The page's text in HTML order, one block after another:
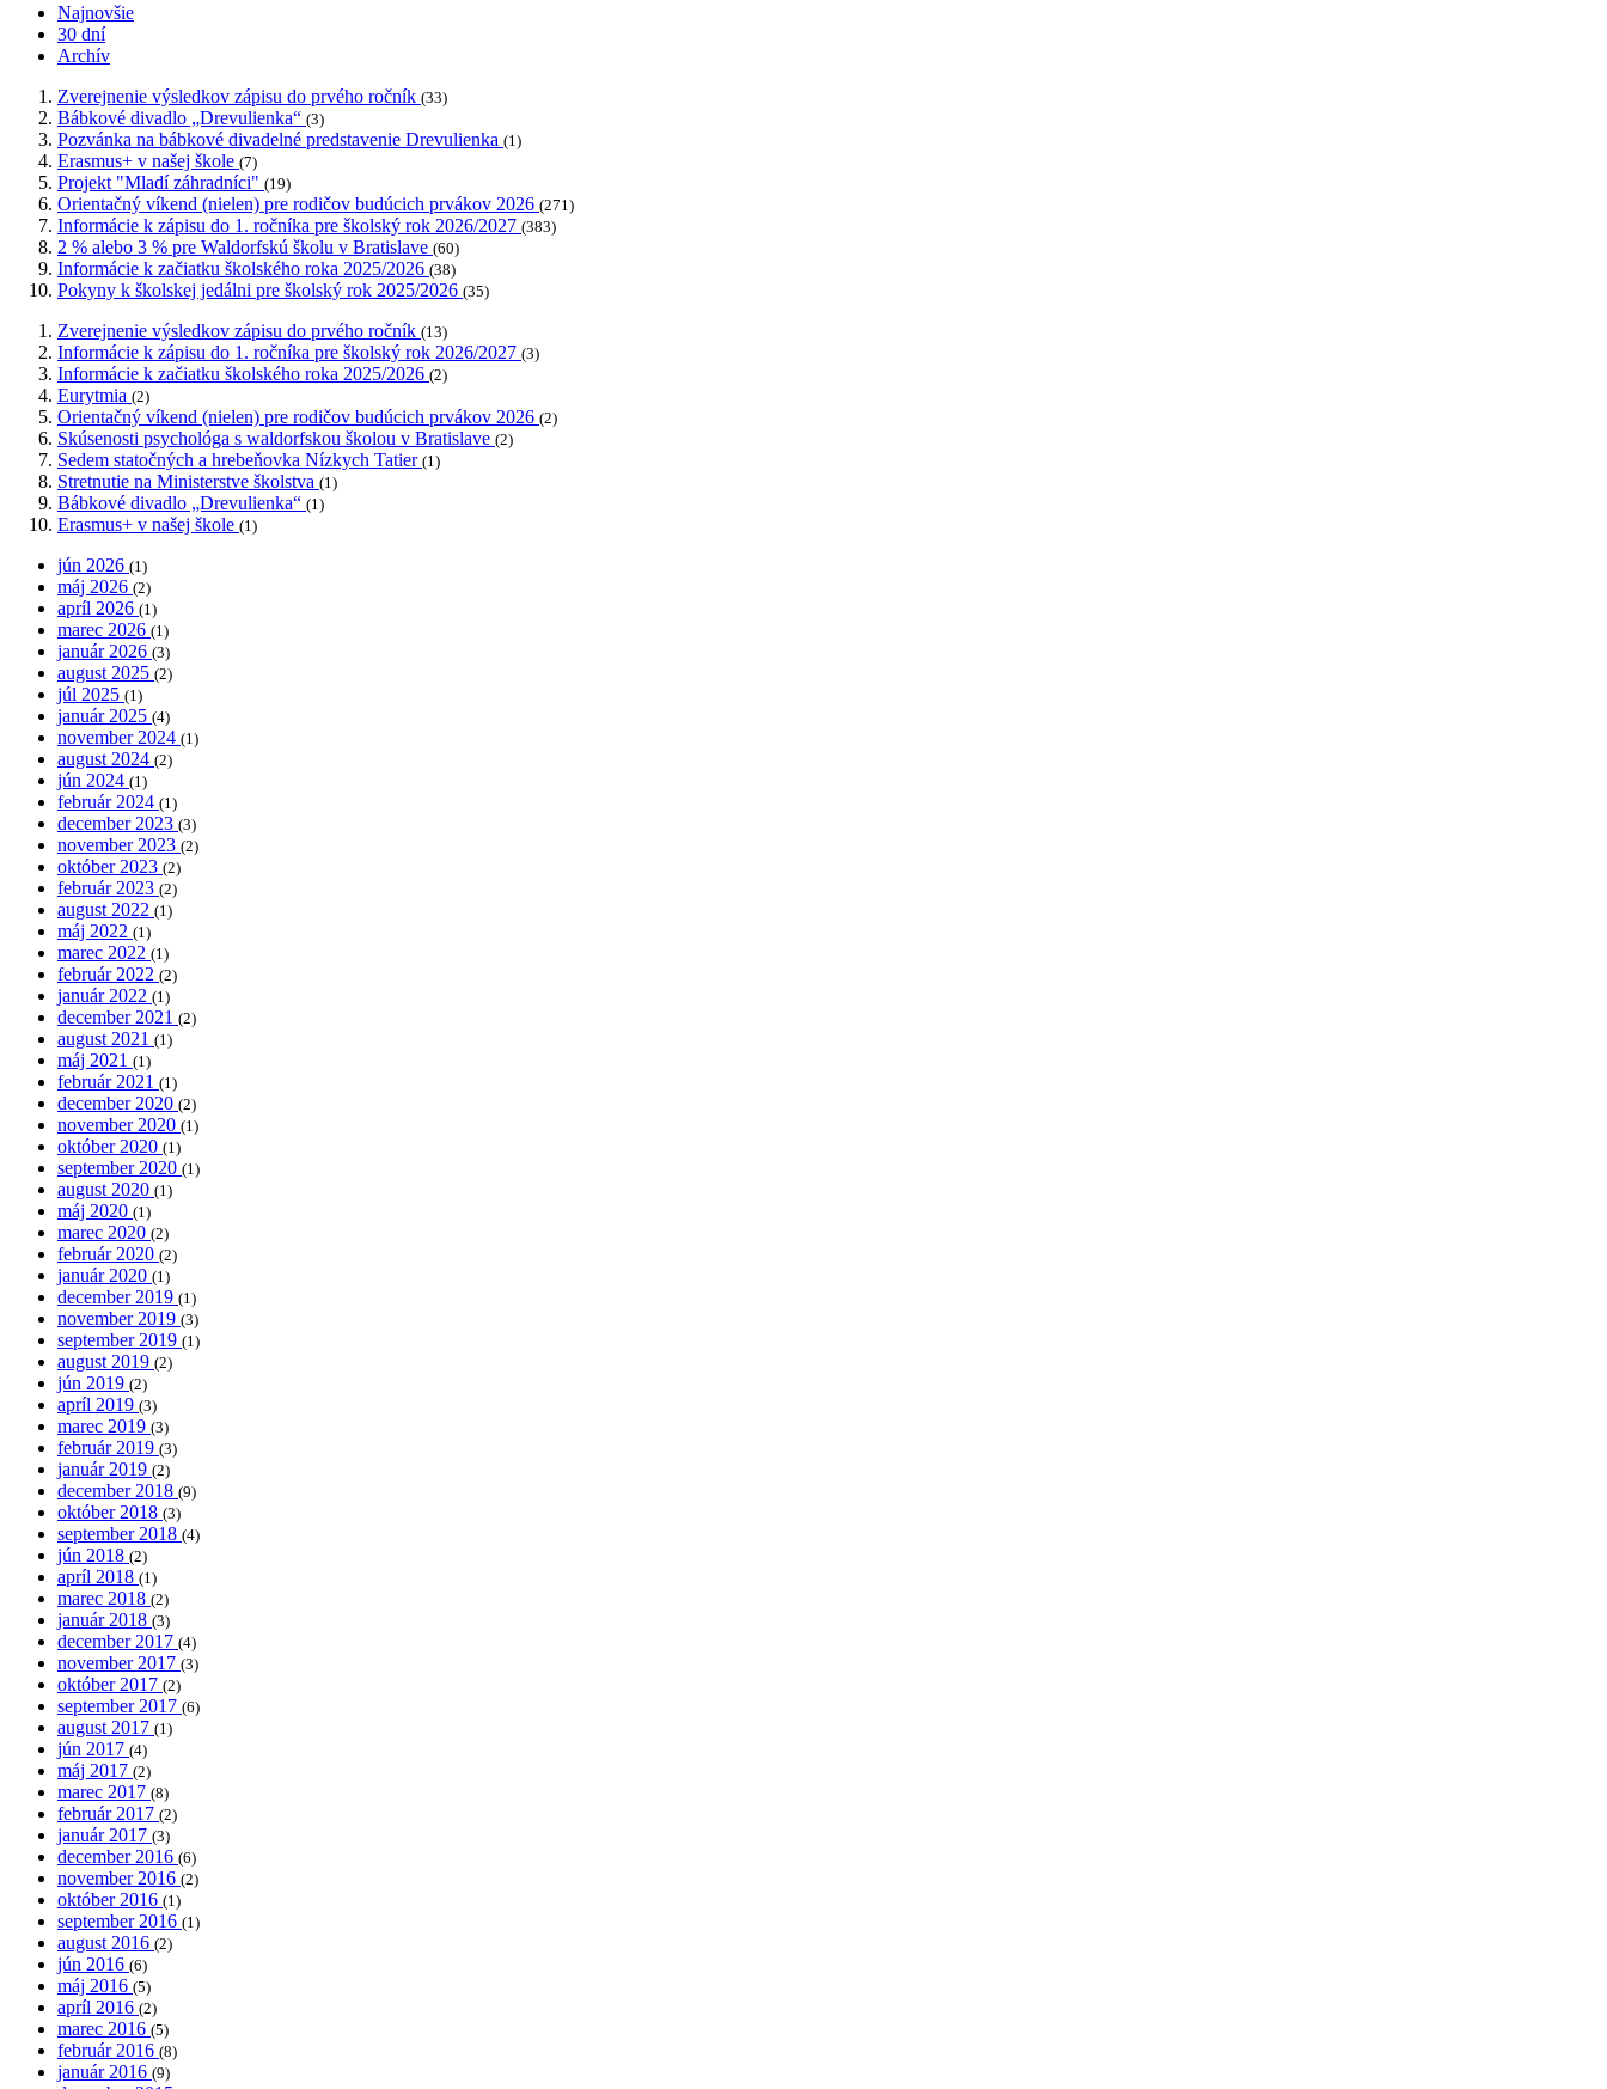
Najnovšie
30 dní
Archív
Zverejnenie výsledkov zápisu do prvého ročník (33)
Bábkové divadlo „Drevulienka“ (3)
Pozvánka na bábkové divadelné predstavenie Drevulienka (1)
Erasmus+ v našej škole (7)
Projekt "Mladí záhradníci" (19)
Orientačný víkend (nielen) pre rodičov budúcich prvákov 2026 (271)
Informácie k zápisu do 1. ročníka pre školský rok 2026/2027 (383)
2 % alebo 3 % pre Waldorfskú školu v Bratislave (60)
Informácie k začiatku školského roka 2025/2026 (38)
Pokyny k školskej jedálni pre školský rok 2025/2026 (35)
Zverejnenie výsledkov zápisu do prvého ročník (13)
Informácie k zápisu do 1. ročníka pre školský rok 2026/2027 (3)
Informácie k začiatku školského roka 2025/2026 (2)
Eurytmia (2)
Orientačný víkend (nielen) pre rodičov budúcich prvákov 2026 (2)
Skúsenosti psychológa s waldorfskou školou v Bratislave (2)
Sedem statočných a hrebeňovka Nízkych Tatier (1)
Stretnutie na Ministerstve školstva (1)
Bábkové divadlo „Drevulienka“ (1)
Erasmus+ v našej škole (1)
jún 2026 (1)
máj 2026 (2)
apríl 2026 (1)
marec 2026 (1)
január 2026 (3)
august 2025 (2)
júl 2025 (1)
január 2025 (4)
november 2024 (1)
august 2024 (2)
jún 2024 (1)
február 2024 (1)
december 2023 (3)
november 2023 (2)
október 2023 (2)
február 2023 (2)
august 2022 (1)
máj 2022 (1)
marec 2022 (1)
február 2022 (2)
január 2022 (1)
december 2021 (2)
august 2021 (1)
máj 2021 (1)
február 2021 (1)
december 2020 (2)
november 2020 (1)
október 2020 (1)
september 2020 (1)
august 2020 (1)
máj 2020 (1)
marec 2020 (2)
február 2020 (2)
január 2020 (1)
december 2019 (1)
november 2019 (3)
september 2019 (1)
august 2019 (2)
jún 2019 (2)
apríl 2019 (3)
marec 2019 (3)
február 2019 (3)
január 2019 (2)
december 2018 (9)
október 2018 (3)
september 2018 (4)
jún 2018 (2)
apríl 2018 (1)
marec 2018 (2)
január 2018 (3)
december 2017 (4)
november 2017 (3)
október 2017 (2)
september 2017 (6)
august 2017 (1)
jún 2017 (4)
máj 2017 (2)
marec 2017 (8)
február 2017 (2)
január 2017 (3)
december 2016 (6)
november 2016 (2)
október 2016 (1)
september 2016 (1)
august 2016 (2)
jún 2016 (6)
máj 2016 (5)
apríl 2016 (2)
marec 2016 (5)
február 2016 (8)
január 2016 (9)